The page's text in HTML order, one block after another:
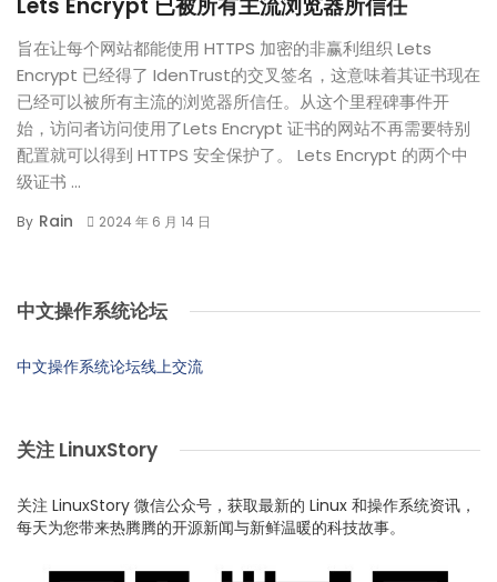
Lets Encrypt 已被所有主流浏览器所信任
旨在让每个网站都能使用 HTTPS 加密的非赢利组织 Lets
Encrypt 已经得了 IdenTrust的交叉签名，这意味着其证书现在
已经可以被所有主流的浏览器所信任。从这个里程碑事件开
始，访问者访问使用了Lets Encrypt 证书的网站不再需要特别
配置就可以得到 HTTPS 安全保护了。 Lets Encrypt 的两个中
级证书 ...
By Rain 2024 年 6 月 14 日
中文操作系统论坛
中文操作系统论坛线上交流
关注 LinuxStory
关注 LinuxStory 微信公众号，获取最新的 Linux 和操作系统资讯，
每天为您带来热腾腾的开源新闻与新鲜温暖的科技故事。